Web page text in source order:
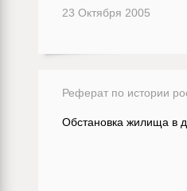
23 Октября 2005
Реферат по истории
Обстановка жилища в